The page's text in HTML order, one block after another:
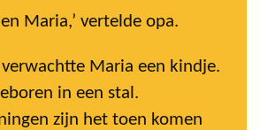
Maria,’ vertelde opa.
verwachtte Maria een kindje.
in een stal.
zijn het toen komen